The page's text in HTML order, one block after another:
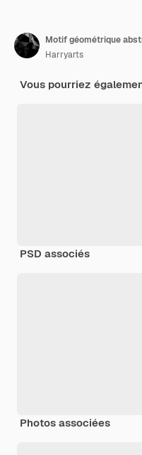
Motif géométrique
Harryarts
Vous pourriez
PSD associés
Photos associées